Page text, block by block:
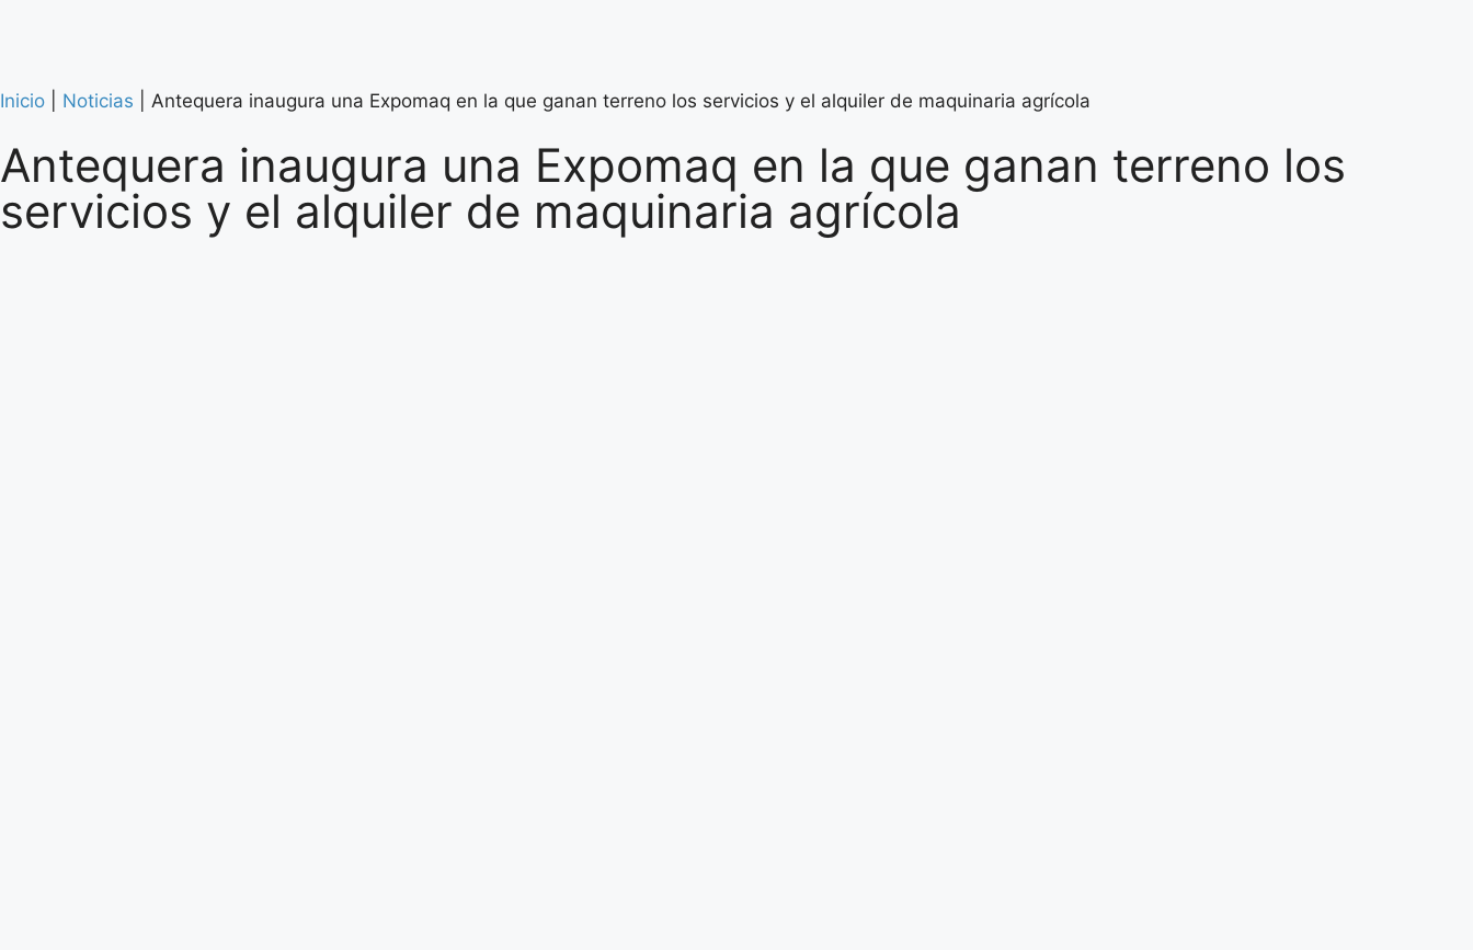
Inicio Noticias Antequera inaugura una Expomaq en la que ganan terreno los servicios y el alquiler de maquinaria agrícola
Antequera inaugura una Expomaq en la que ganan terreno los
servicios y el alquiler de maquinaria agrícola